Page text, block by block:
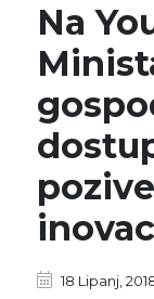
Na
18 Lipanj,